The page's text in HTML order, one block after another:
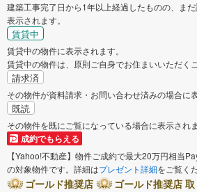
建築工事完了日から1年以上経過したものの、ま
表示されます。
賃貸中
賃貸中の物件に表示されます。
賃貸中の物件は、原則ご自身でお住まいいただく
請求済
その物件が資料請求・お問い合わせ済みの場合に
既読
その物件を既にご覧になっている場合に表示されま
成約でもらえる
【Yahoo!不動産】物件ご成約で最大20万円相当
の対象物件です。詳細はプレゼント詳細をご覧く
ゴールド推奨店
ゴールド推奨店